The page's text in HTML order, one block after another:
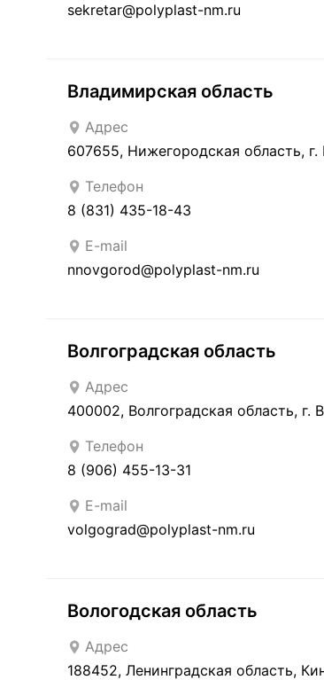
sekretar@polyplast-nm.ru
Владимирская область
Адрес
607655, Нижегородская область, г.
Телефон
8 (831) 435-18-43
E-mail
nnovgorod@polyplast-nm.ru
Волгоградская область
Адрес
400002, Волгоградская область, г.
Телефон
8 (906) 455-13-31
E-mail
volgograd@polyplast-nm.ru
Вологодская область
Адрес
188452, Ленинградская область,